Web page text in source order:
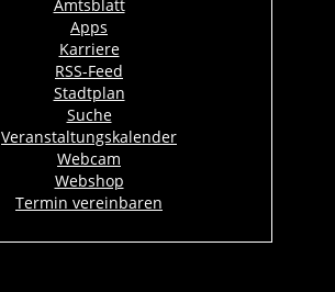
Amtsblatt
Apps
Karriere
RSS-Feed
Stadtplan
Suche
Veranstaltungskalender
Webcam
Webshop
Termin vereinbaren